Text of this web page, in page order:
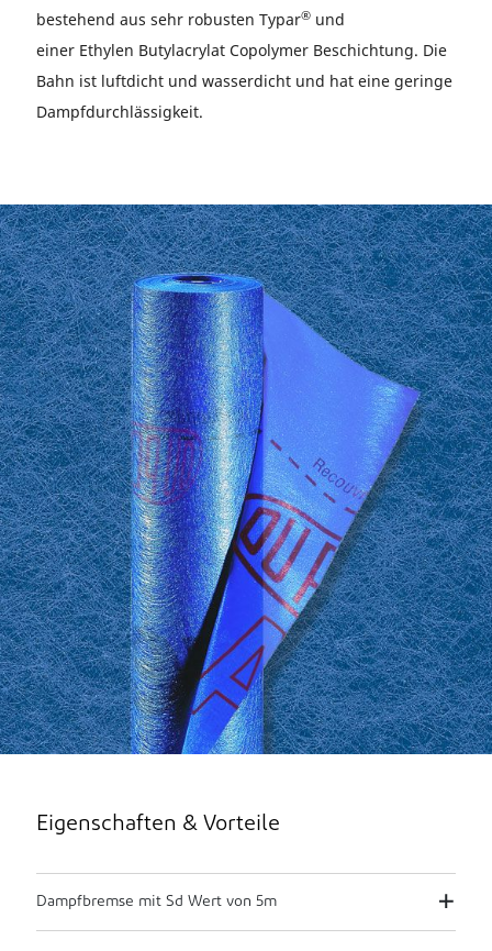
bestehend aus sehr robusten Typar® und
einer Ethylen Butylacrylat Copolymer Beschichtung. Die
Bahn ist luftdicht und wasserdicht und hat eine geringe
Dampfdurchlässigkeit.
Eigenschaften & Vorteile
Dampfbremse mit Sd Wert von 5m